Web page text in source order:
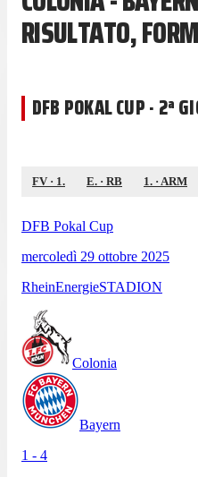
RISULTATO,
DFB POKAL CUP · 2ª
FV · 1. E. · RB 1. · ARM
DFB Pokal Cup
mercoledì 29 ottobre 2025
RheinEnergieSTADION
Colonia
Bayern
1 - 4